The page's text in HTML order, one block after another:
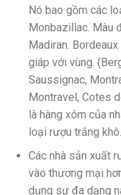
Nó bao gồm các
Monbazillac. Màu
Madiran.
giáp với vùng.
Saussignac,
Montravel, Cotes
là hàng xóm của
loại rượu trắng khô.
Các nhà sản xuất
vào thương mại
dụng sự đa dạng